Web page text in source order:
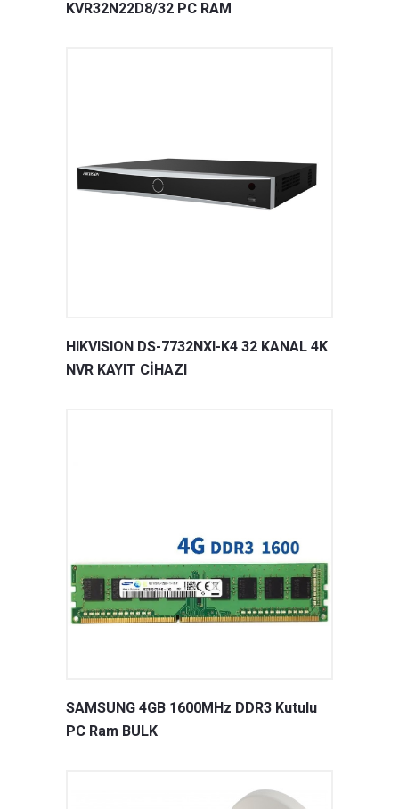
KVR32N22D8/32 PC RAM
HIKVISION DS-7732NXI-K4 32 KANAL 4K
NVR KAYIT CİHAZI
SAMSUNG 4GB 1600MHz DDR3 Kutulu
PC Ram BULK